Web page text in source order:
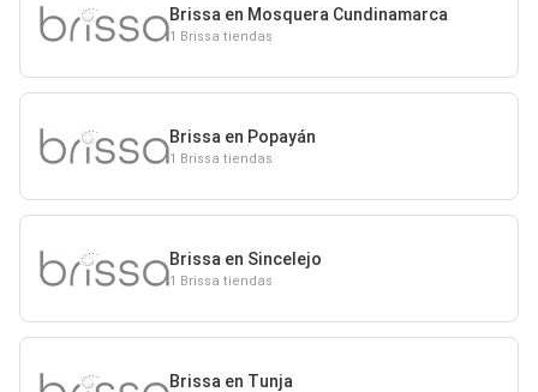
Brissa en Mosquera Cundinamarca
1 Brissa tiendas
Brissa en Popayán
1 Brissa tiendas
Brissa en Sincelejo
1 Brissa tiendas
Brissa en Tunja